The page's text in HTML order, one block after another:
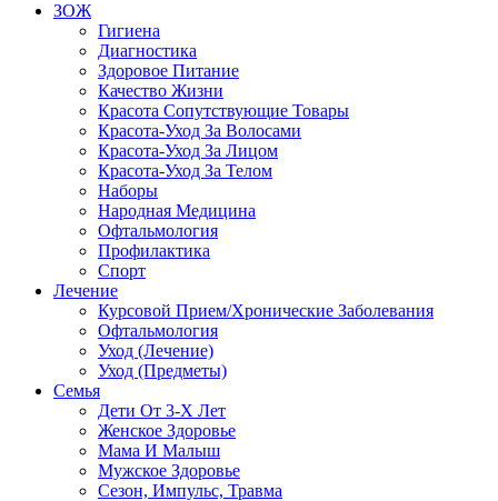
ЗОЖ
Гигиена
Диагностика
Здоровое Питание
Качество Жизни
Красота Сопутствующие Товары
Красота-Уход За Волосами
Красота-Уход За Лицом
Красота-Уход За Телом
Наборы
Народная Медицина
Офтальмология
Профилактика
Спорт
Лечение
Курсовой Прием/Хронические Заболевания
Офтальмология
Уход (Лечение)
Уход (Предметы)
Семья
Дети От 3-Х Лет
Женское Здоровье
Мама И Малыш
Мужское Здоровье
Сезон, Импульс, Травма